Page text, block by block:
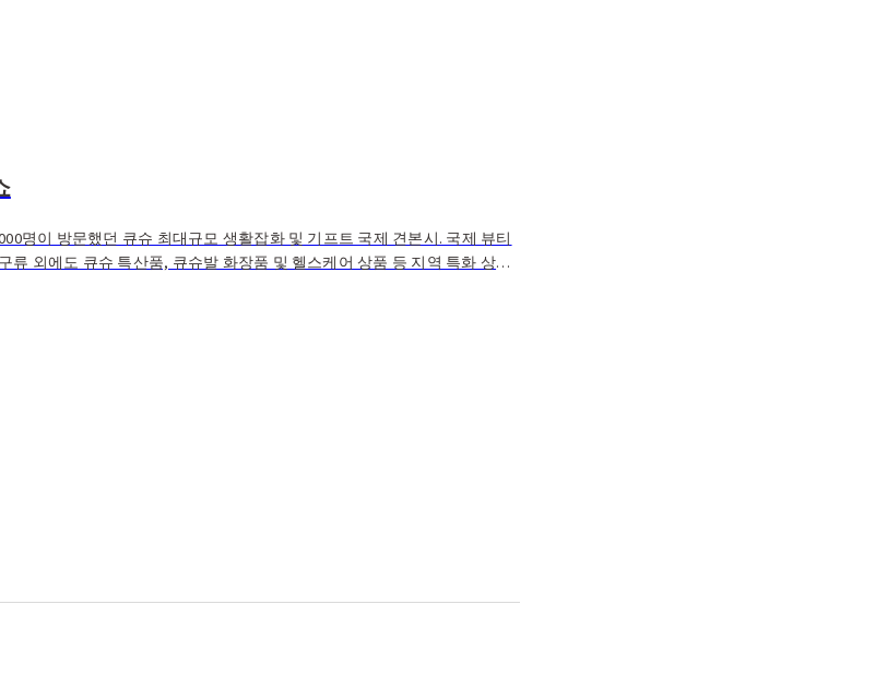
명이 방문했던 큐슈 최대규모 생활잡화 및 기프트 국제 견본시. 국제 뷰티
류 외에도 큐슈 특산품, 큐슈발 화장품 및 헬스케어 상품 등 지역 특화 상품